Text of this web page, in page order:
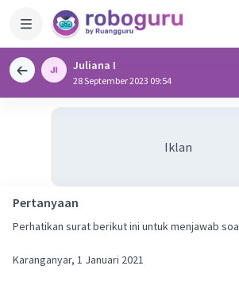
Juliana I
28 September 2023 09:54
Iklan
Pertanyaan
Perhatikan surat berikut ini untuk menjawab
Karanganyar, 1 Januari 2021